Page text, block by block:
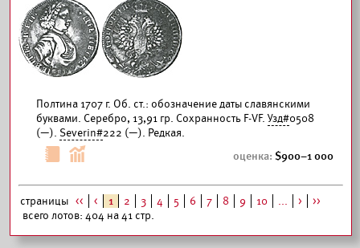
Полтина 1707 г. Об. ст.: обозначение даты славянскими
буквами. Серебро, 13,91 гр. Сохранность F-VF. Узд#0508
(—). Severin#222 (—). Редкая.
900–1 000
страницы << < 1 2 3 4 5 6 7 8 9 10 ... >
>>
всего лотов: 404 на 41 стр.